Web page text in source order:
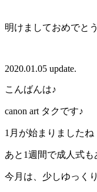
明けましておめでと
2020.01.05 update.
こんばんは♪
canon art タクです♪
1月が始まりましたね
あと1週間で成人式も
今月は、少しゆっく